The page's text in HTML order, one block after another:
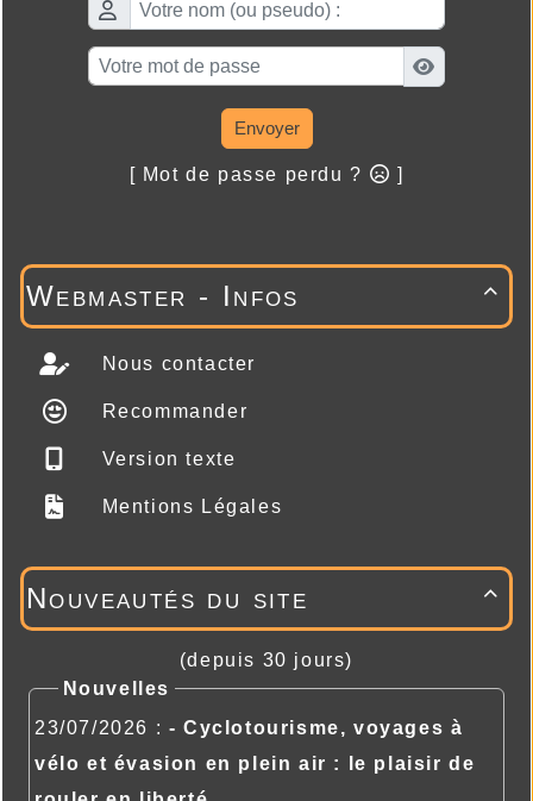
Envoyer
[ Mot de passe perdu ? ]

Webmaster - Infos
Nous contacter
Recommander
Version texte
Mentions Légales

Nouveautés du site
(depuis 30 jours)
Nouvelles
23/07/2026 : - Cyclotourisme, voyages à
vélo et évasion en plein air : le plaisir de